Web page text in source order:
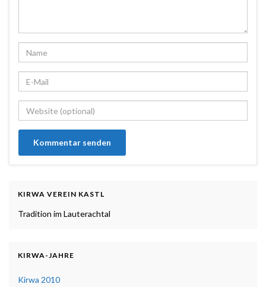
KIRWA VEREIN KASTL
Tradition im Lauterachtal
KIRWA-JAHRE
Kirwa 2010